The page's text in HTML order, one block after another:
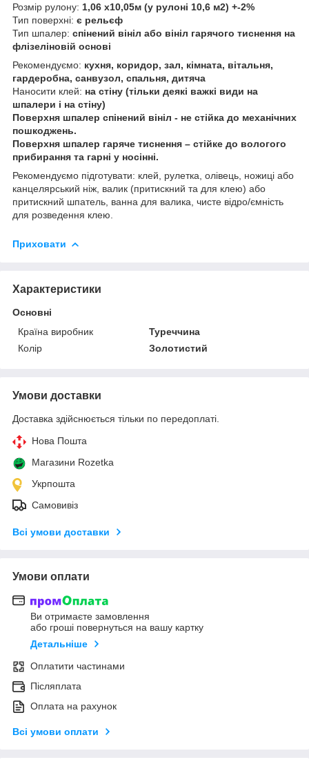
Розмір рулону: 1,06 х10,05м (у рулоні 10,6 м2) +-2%
Тип поверхні: є рельєф
Тип шпалер: спінений вініл або вініл гарячого тиснення на
флізеліновій основі
Рекомендуємо: кухня, коридор, зал, кімната, вітальня,
гардеробна, санвузол, спальня, дитяча
Наносити клей: на стіну (тільки деякі важкі види на
шпалери і на стіну)
Поверхня шпалер спінений вініл - не стійка до механічних
пошкоджень.
Поверхня шпалер гаряче тиснення – стійке до вологого
прибирання та гарні у носінні.
Рекомендуємо підготувати: клей, рулетка, олівець, ножиці або
канцелярський ніж, валик (притискний та для клею) або
притискний шпатель, ванна для валика, чисте відро/ємність
для розведення клею.
Приховати
Характеристики
Основні
Країна виробник
Туреччина
Колір
Золотистий
Умови доставки
Доставка здійснюється тільки по передоплаті.
Нова Пошта
Магазини Rozetka
Укрпошта
Самовивіз
Всі умови доставки
Умови оплати
Ви отримаєте замовлення
або гроші повернуться на вашу картку
Детальніше
Оплатити частинами
Післяплата
Оплата на рахунок
Всі умови оплати